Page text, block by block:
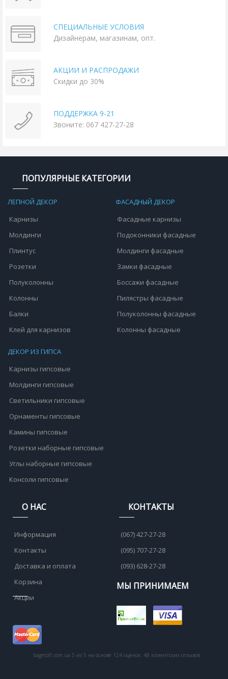
СПЕЦИАЛЬНЫЕ УСЛОВИЯ
Дизайнерам, магазинам, опт.
АКЦИИ И РАСПРОДАЖИ
Скидки до 30%
ПОДДЕРЖКА 9-21
Звоните: 067 427-27-28
ПОПУЛЯРНЫЕ КАТЕГОРИИ
ЛЕПНОЙ ДЕКОР
Карнизы
Молдинги
Плинтус
Розетки
Полуколонны
Колонны
Балки
Клей для карнизов
ФАСАДНЫЙ ДЕКОР
Фасадные карнизы
Подоконники фасадные
Молдинги фасадные
Замки фасадные
Боссажи фасадные
Пилястры фасадные
Полуколонны фасадные
Колонны фасадные
ДЕКОР ИЗ ГИПСА
Карнизы гипсовые
Молдинги гипсовые
Светильники гипсовые
Орнаменты гипсовые
Камины гипсовые
Розетки наборные гипсовые
Углы наборные гипсовые
Консоли гипсовые
О НАС
Информация
Контакты
Доставка и оплата
Корзина
Акции
КОНТАКТЫ
(067) 427-27-28
(095) 707-27-28
(093) 628-27-28
МЫ ПРИНИМАЕМ
bagetoff.com.ua 5 из 5 на основе 124 оценок. 48 клиентских отзывов